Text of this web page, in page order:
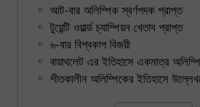
আট-বার অলিম্পিক স্বর্ণপদক প্রাপ্ত
টুয়েন্টি ওয়ার্ল্ড চ্যাম্পিয়ন খেতাব প্রাপ্ত
৬-বার বিশ্বকাপ বিজয়ী
বায়াথলেট এর ইতিহাসে একমাত্র
শীতকালীন অলিম্পিকের ইতিহাসে